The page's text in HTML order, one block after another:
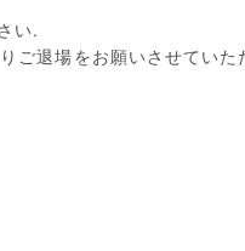
い .
ご退場をお願いさせていた